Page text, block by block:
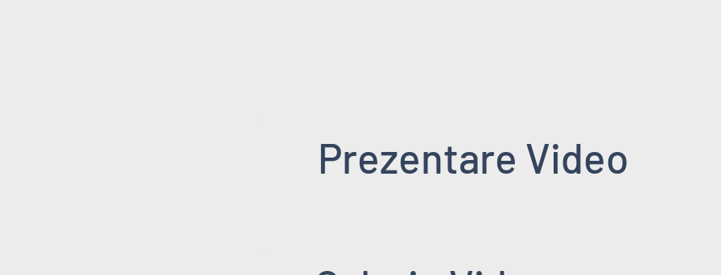
Prezentare Video